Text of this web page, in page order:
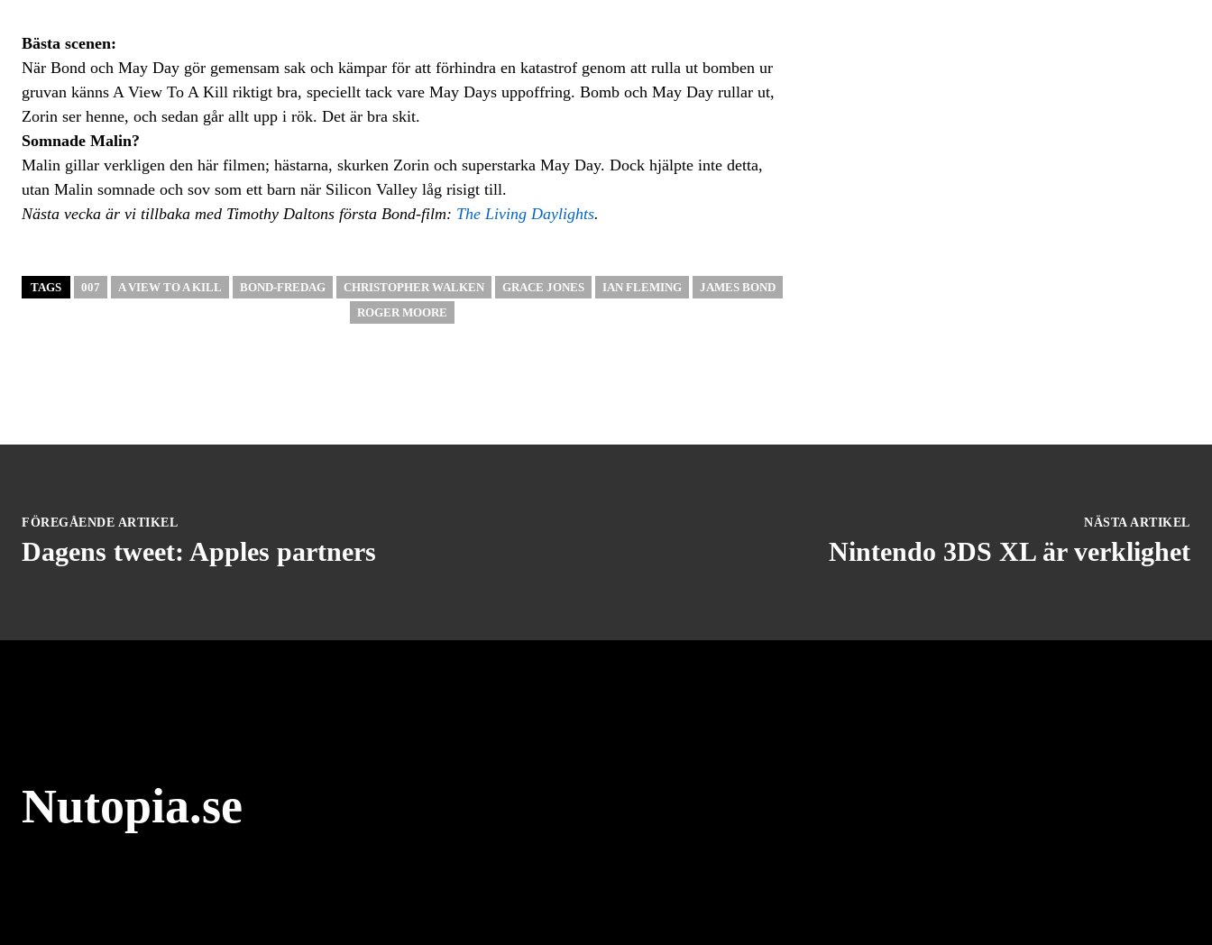
Bästa scenen:
När Bond och May Day gör gemensam sak och kämpar för att förhindra en katastrof genom att rulla ut bomben ur
gruvan känns A View To A Kill riktigt bra, speciellt tack vare May Days uppoffring. Bomb och May Day rullar ut,
Zorin ser henne, och sedan går allt upp i rök. Det är bra skit.
Somnade Malin?
Malin gillar verkligen den här filmen; hästarna, skurken Zorin och superstarka May Day. Dock hjälpte inte detta,
utan Malin somnade och sov som ett barn när Silicon Valley låg risigt till.
Nästa vecka är vi tillbaka med Timothy Daltons första Bond-film: The Living Daylights.
TAGS 007 A VIEW TO A KILL BOND-FREDAG CHRISTOPHER WALKEN GRACE JONES IAN FLEMING
JAMES BOND
ROGER MOORE
FÖREGÅENDE ARTIKEL
Dagens tweet: Apples partners
NÄSTA ARTIKEL
Nintendo 3DS XL är verklighet
Nutopia.se